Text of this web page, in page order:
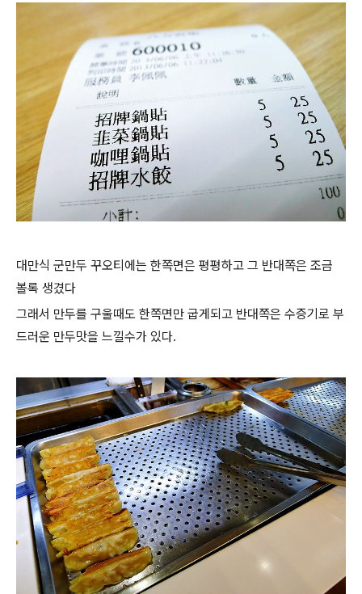
대만식 군만두 꾸오티에는 한쪽면은 평평하고 그 반대쪽은 조금
볼록 생겼다
그래서 만두를 구울때도 한쪽면만 굽게되고 반대쪽은 수증기로 부
드러운 만두맛을 느낄수가 있다.